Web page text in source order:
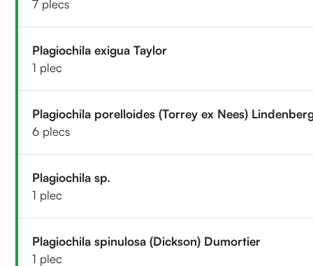
7 plecs
Plagiochila exigua Taylor
1 plec
Plagiochila porelloides (Torrey ex Nees)
6 plecs
Plagiochila sp.
1 plec
Plagiochila spinulosa (Dickson) Dumortier
1 plec